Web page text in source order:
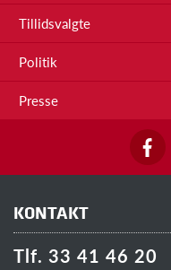
Tillidsvalgte
Politik
Presse
KONTAKT
Tlf. 33 41 46 20